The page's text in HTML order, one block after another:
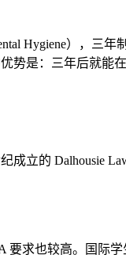
Hygiene），三
是：三年后就能
立的 Dalhousie
要求也较高。国